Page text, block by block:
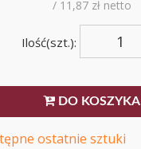
/ 11,87 zł netto
Ilość(szt.):
DO KOSZYKA
ostatnie sztuki